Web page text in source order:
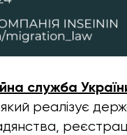
служба
реалізує